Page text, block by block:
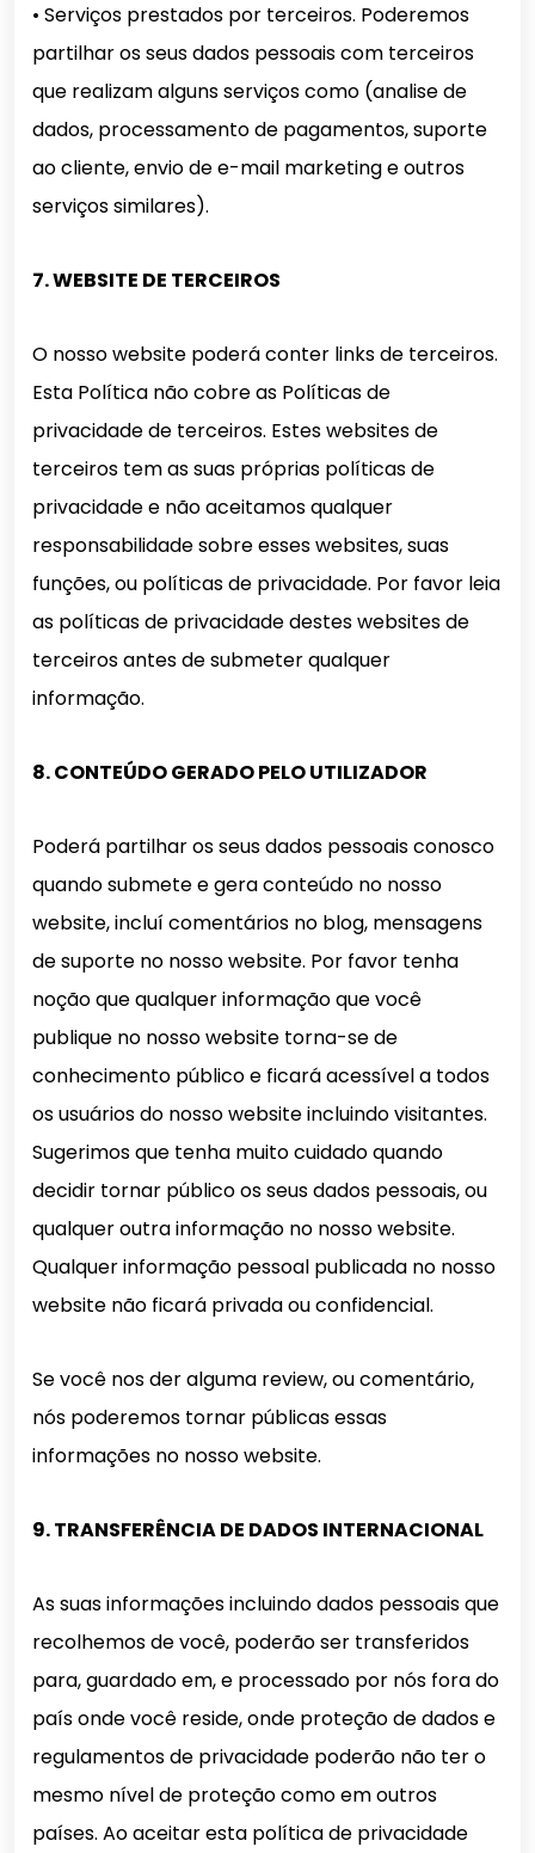
• Serviços prestados por terceiros. Poderemos
partilhar os seus dados pessoais com terceiros
que realizam alguns serviços como (analise de
dados, processamento de pagamentos, suporte
ao cliente, envio de e-mail marketing e outros
serviços similares).
7. WEBSITE DE TERCEIROS
O nosso website poderá conter links de terceiros.
Esta Política não cobre as Políticas de
privacidade de terceiros. Estes websites de
terceiros tem as suas próprias políticas de
privacidade e não aceitamos qualquer
responsabilidade sobre esses websites, suas
funções, ou políticas de privacidade. Por favor leia
as políticas de privacidade destes websites de
terceiros antes de submeter qualquer
informação.
8. CONTEÚDO GERADO PELO UTILIZADOR
Poderá partilhar os seus dados pessoais conosco
quando submete e gera conteúdo no nosso
website, incluí comentários no blog, mensagens
de suporte no nosso website. Por favor tenha
noção que qualquer informação que você
publique no nosso website torna-se de
conhecimento público e ficará acessível a todos
os usuários do nosso website incluindo visitantes.
Sugerimos que tenha muito cuidado quando
decidir tornar público os seus dados pessoais, ou
qualquer outra informação no nosso website.
Qualquer informação pessoal publicada no nosso
website não ficará privada ou confidencial.
Se você nos der alguma review, ou comentário,
nós poderemos tornar públicas essas
informações no nosso website.
9. TRANSFERÊNCIA DE DADOS INTERNACIONAL
As suas informações incluindo dados pessoais que
recolhemos de você, poderão ser transferidos
para, guardado em, e processado por nós fora do
país onde você reside, onde proteção de dados e
regulamentos de privacidade poderão não ter o
mesmo nível de proteção como em outros
países. Ao aceitar esta política de privacidade